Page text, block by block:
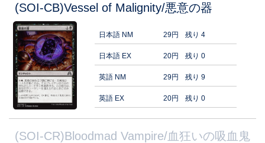
(SOI-CB)Vessel of Malignity/悪意の器
日本語 NM 29円 残り 4
日本語 EX 20円 残り 0
英語 NM 29円 残り 9
英語 EX 20円 残り 0
(SOI-CR)Bloodmad Vampire/血狂いの吸血鬼